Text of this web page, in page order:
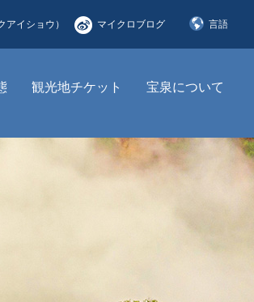
言語
English
アイショウ） マイクロブログ
観光地チケット 宝泉について